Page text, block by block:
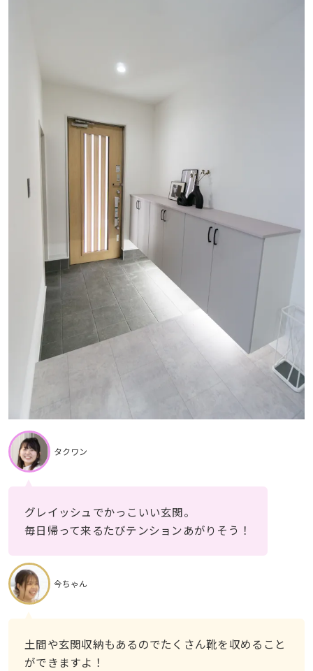
タクワン
グレイッシュでかっこいい玄関。
毎日帰って来るたびテンションあがりそう！
今ちゃん
土間や玄関収納もあるのでたくさん靴を収めること
ができますよ！